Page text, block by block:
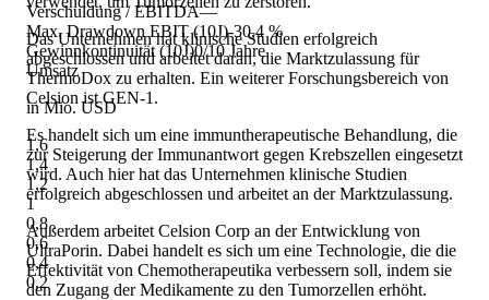
Verschuldung / EBITDA—
Max. Drawdown EBIT (10J)-30,4 %
Gewinnkontinuität (10J)0/10 Jahre
Umsatz
in Mio. USD
1,6
1,4
1,2
1
0,8
0,6
0,4
0,2
Das Unternehmen hat klinische Studien erfolgreich
abgeschlossen und arbeitet daran, die Marktzulassung für
ThermoDox zu erhalten. Ein weiterer Forschungsbereich von
Celsion ist GEN-1.
Es handelt sich um eine immuntherapeutische Behandlung, die
zur Steigerung der Immunantwort gegen Krebszellen eingesetzt
wird. Auch hier hat das Unternehmen klinische Studien
erfolgreich abgeschlossen und arbeitet an der Marktzulassung.
Außerdem arbeitet Celsion Corp an der Entwicklung von
UltraPorin. Dabei handelt es sich um eine Technologie, die die
Effektivität von Chemotherapeutika verbessern soll, indem sie
den Zugang der Medikamente zu den Tumorzellen erhöht.